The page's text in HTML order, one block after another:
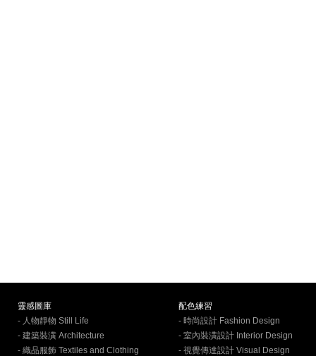
靈感圖庫
- 人物靜物 Still Life
- 建築裝潢 Architecture
- 織品服飾 Textiles and Clothing
配色練習
- 時尚設計 Fashion Design
- 室內裝潢設計 Interior Design
- 視覺傳達設計 Visual Design